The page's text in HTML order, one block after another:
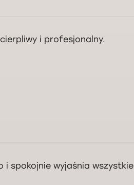
i profesjonalny.
i spokojnie wyjaśnia wszystkie